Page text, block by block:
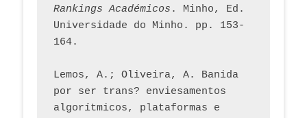
Rankings Académicos . Minho, Ed.
Universidade do Minho. pp. 153-
164.
Lemos, A.; Oliveira, A. Banida
por ser trans? enviesamentos
algorítmicos, plataformas e